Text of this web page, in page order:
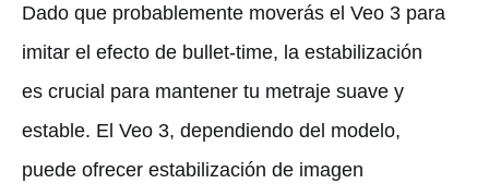
Dado que probablemente moverás el Veo 3 para
imitar el efecto de bullet-time, la estabilización
es crucial para mantener tu metraje suave y
estable. El Veo 3, dependiendo del modelo,
puede ofrecer estabilización de imagen